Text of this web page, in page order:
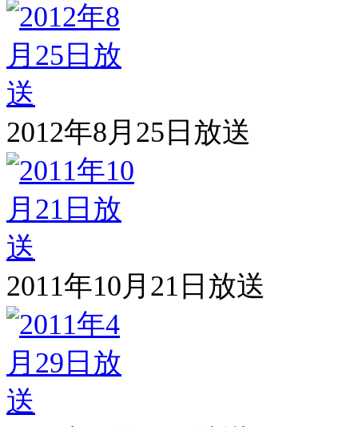
2012年8月25日放送
2011年10月21日放送